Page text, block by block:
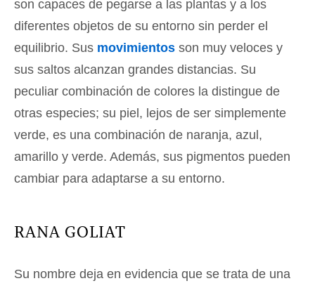
son capaces de pegarse a las plantas y a los
diferentes objetos de su entorno sin perder el
equilibrio. Sus movimientos son muy veloces y
sus saltos alcanzan grandes distancias. Su
peculiar combinación de colores la distingue de
otras especies; su piel, lejos de ser simplemente
verde, es una combinación de naranja, azul,
amarillo y verde. Además, sus pigmentos pueden
cambiar para adaptarse a su entorno.
RANA GOLIAT
Su nombre deja en evidencia que se trata de una